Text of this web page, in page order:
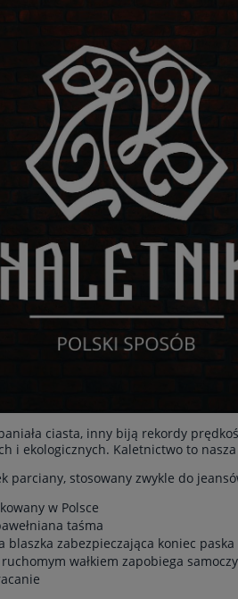
ciasta, inny biją rekordy
i ekologicznych. Kaletnictwo to
parciany, stosowany zwykle do
w Polsce
taśma
blaszka zabezpieczająca koniec paska
wałkiem zapobiega